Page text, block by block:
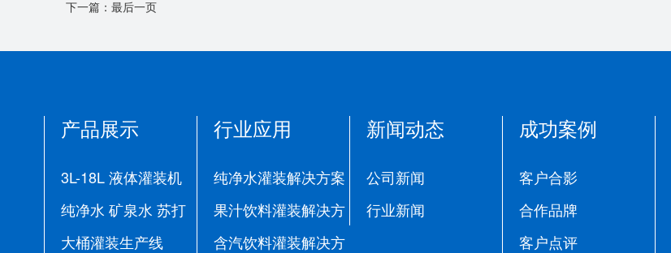
下一篇： 最后一页
产品展示
3L-18L 液体灌装机
纯净水 矿泉水 苏打
水生产线
大桶灌装生产线
行业应用
纯净水灌装解决方案
果汁饮料灌装解决方
案
含汽饮料灌装解决方
新闻动态
公司新闻
行业新闻
成功案例
客户合影
合作品牌
客户点评